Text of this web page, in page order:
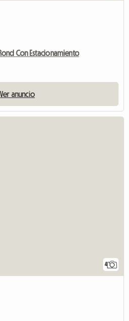
Con Estacionamiento
Ver anuncio
4